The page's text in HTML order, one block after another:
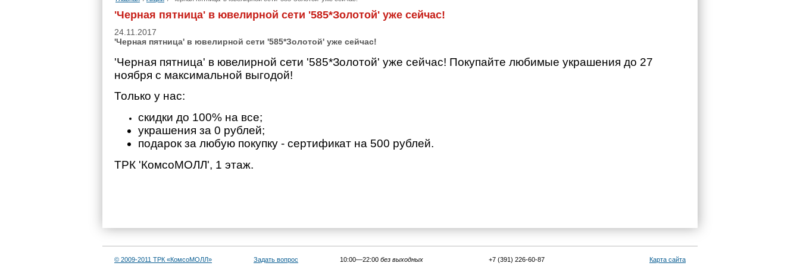
'Черная пятница' в ювелирной сети '585*Золотой' уже сейчас!
24.11.2017
'Черная пятница' в ювелирной сети '585*Золотой' уже сейчас!
'Черная пятница' в ювелирной сети '585*Золотой' уже сейчас! Покупайте любимые украшения до 27
ноября с максимальной выгодой!
Только у нас:
скидки до 100% на все;
украшения за 0 рублей;
подарок за любую покупку - сертификат на 500 рублей.
ТРК 'КомсоМОЛЛ', 1 этаж.
© 2009-2011 ТРК «КомсоМОЛЛ» Задать вопрос 10:00—22:00 без выходных +7 (391) 226-60-87 Карта сайта